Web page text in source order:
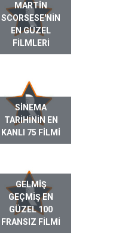
MARTIN
SCORSESE'NIN
EN GÜZEL
FILMLERI
SINEMA
TARIHININ EN
KANLI 75 FILMI
GELMIŞ
GEÇMIŞ EN
GÜZEL 100
FRANSIZ FILMI